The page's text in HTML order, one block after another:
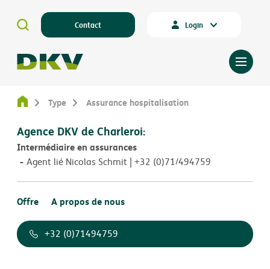
Contact Login
Agence DKV de Charleroi:
Intermédiaire en assurances
Agent lié Nicolas Schmit | +32 (0)71/494759
Offre A propos de nous
+32 (0)71494759
Type Assurance hospitalisation